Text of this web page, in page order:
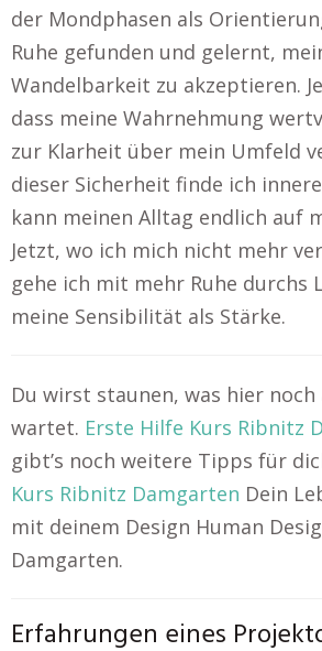
der Mondphasen als
Ruhe gefunden und gelernt,
Wandelbarkeit zu akzeptieren.
dass meine Wahrnehmung
zur Klarheit über mein Umfeld
dieser Sicherheit finde ich
kann meinen Alltag endlich auf
Jetzt, wo ich mich nicht mehr
gehe ich mit mehr Ruhe durchs
meine Sensibilität als Stärke.
Du wirst staunen, was hier noch
wartet. Erste Hilfe Kurs Ribnitz
gibt’s noch weitere Tipps für
Kurs Ribnitz Damgarten Dein
mit deinem Design Human
Damgarten.
Erfahrungen eines